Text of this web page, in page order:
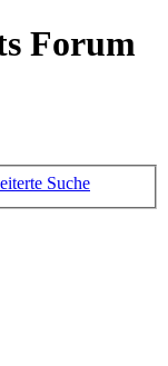
Forum
Suche